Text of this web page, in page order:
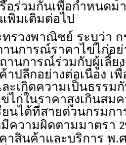
อร่วมกันเพื่อกำหนดม
พิ่มเติมต่อไป
รวงพาณิชย์ ระบุว่า
นการณ์ราคาไข่ไก่อ
านการณ์ร่วมกับผู้เลี้ย
าปลีกอย่างต่อเนื่อง
ะเกิดความเป็นธรรม
ไก่ในราคาสูงเกินสม
ยนได้ที่สายด่วนกรมก
ความผิดตามมาตรา
าสินค้าและบริการ พ.